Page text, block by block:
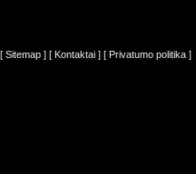
[ Sitemap ] [ Kontaktai ] [ Privatumo politika ]